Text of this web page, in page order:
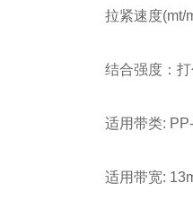
拉紧速度(mt/
结合强度：打
适用带类: PP-
适用带宽: